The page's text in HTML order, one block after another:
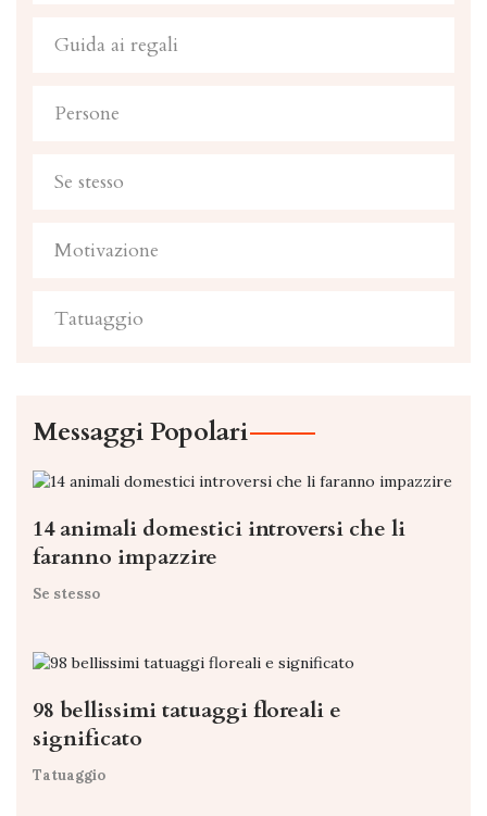
Guida ai regali
Persone
Se stesso
Motivazione
Tatuaggio
Messaggi Popolari
14 animali domestici introversi che li
faranno impazzire
Se stesso
98 bellissimi tatuaggi floreali e
significato
Tatuaggio